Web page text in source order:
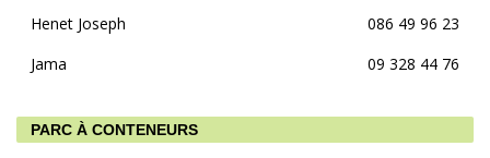
Henet Joseph
086 49 96 23
Jama
09 328 44 76
PARC À CONTENEURS